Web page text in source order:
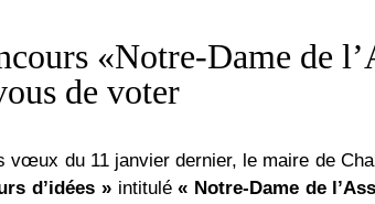
«Notre-Dame de
de voter
vœux du 11 janvier dernier, le maire de
d’idées »intitulé« Notre-Dame de